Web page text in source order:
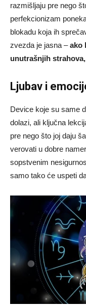
razmišljaju pre nego
perfekcionizam
blokadu koja ih
zvezda je jasna –ako
unutrašnjih
Ljubav i
Device koje su same
dolazi, ali ključna
pre nego što joj daju
verovati u dobre
sopstvenim
samo tako će uspeti